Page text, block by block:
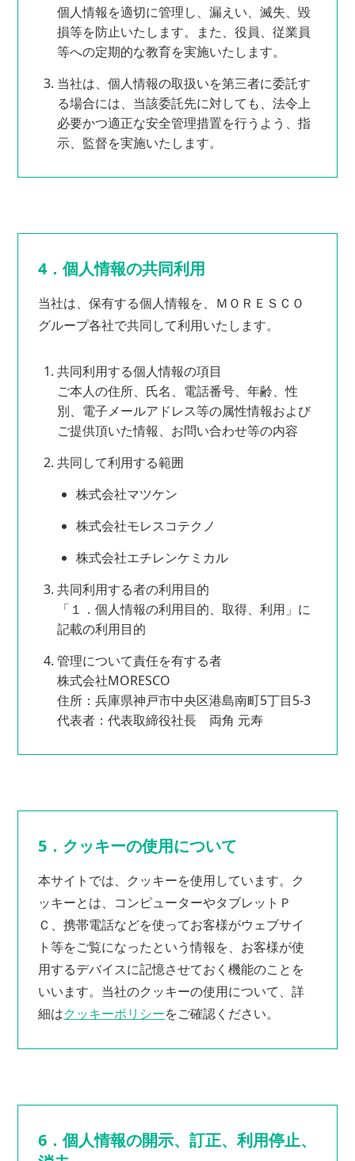
個人情報を適切に管理し、漏えい、滅失、毀
損等を防止いたします。また、役員、従業員
等への定期的な教育を実施いたします。
当社は、個人情報の取扱いを第三者に委託す
る場合には、当該委託先に対しても、法令上
必要かつ適正な安全管理措置を行うよう、指
示、監督を実施いたします。
4．個人情報の共同利用
当社は、保有する個人情報を、ＭＯＲＥＳＣＯ
グループ各社で共同して利用いたします。
共同利用する個人情報の項目
ご本人の住所、氏名、電話番号、年齢、性
別、電子メールアドレス等の属性情報および
ご提供頂いた情報、お問い合わせ等の内容
共同して利用する範囲
株式会社マツケン
株式会社モレスコテクノ
株式会社エチレンケミカル
共同利用する者の利用目的
「１．個人情報の利用目的、取得、利用」に
記載の利用目的
管理について責任を有する者
株式会社MORESCO
住所：兵庫県神戸市中央区港島南町5丁目5-3
代表者：代表取締役社長 両角 元寿
5．クッキーの使用について
本サイトでは、クッキーを使用しています。ク
ッキーとは、コンピューターやタブレットＰ
Ｃ、携帯電話などを使ってお客様がウェブサイ
ト等をご覧になったという情報を、お客様が使
用するデバイスに記憶させておく機能のことを
いいます。当社のクッキーの使用について、詳
細はクッキーポリシーをご確認ください。
6．個人情報の開示、訂正、利用停止、